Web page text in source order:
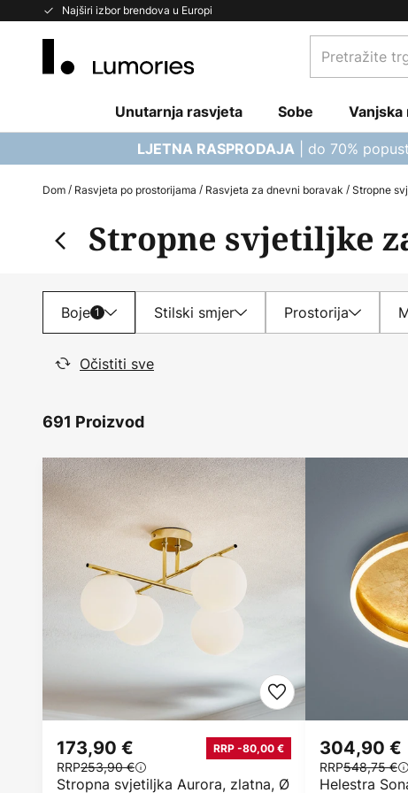
Najširi izbor brendova u Europi
Skip
Pretražite
trgovinu...
Unutarnja rasvjeta Sobe Vanjska
LJETNA RASPRODAJA | do 70%
Dom Rasvjeta po prostorijama Rasvjeta za dnevni boravak Stropne
Stropne svjetiljke
Boje 1 Stilski smjer Prostorija
Očistiti sve
691 Proizvod
Stropna svjetiljka Aurora, zlatna, Ø
173,90 € RRP -80,00 €
RRP253,90 €
Helestra
304,90 €
RRP548,75 €